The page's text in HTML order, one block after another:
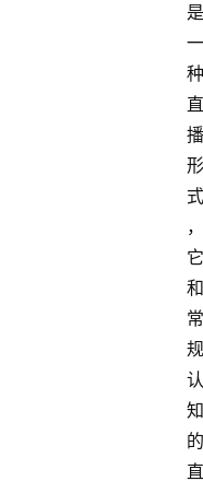
是
一
种
直
播
形
式
，
它
和
常
规
认
知
的
直